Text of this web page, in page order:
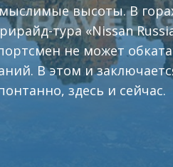
высоты. В
тура «Nissan
не может
В этом и
здесь и сейчас.